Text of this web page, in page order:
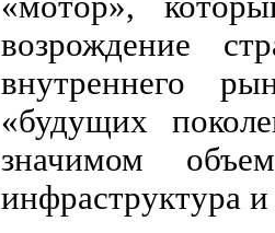
возрождение
внутреннего
«будущих
значимом
инфраструктура